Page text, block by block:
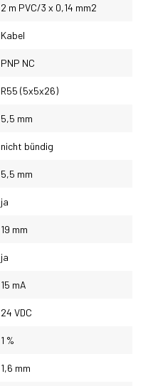
2 m PVC/3 x 0,14 mm2
Kabel
PNP NC
R55 (5x5x26)
5,5 mm
nicht bündig
5,5 mm
ja
19 mm
ja
15 mA
24 VDC
1 %
1,6 mm